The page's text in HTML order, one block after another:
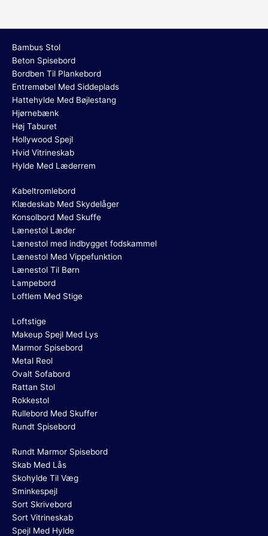
Bambus Stol
Beton Spisebord
Bordben Til Plankebord
Entremøbel Med Siddeplads
Hattehylde Med Bøjlestang
Hjørnebænk
Høj Taburet
Hollywood Spejl
Hvid Vitrineskab
Hylde Med Læderrem
Kabeltromlebord
Klædeskab Med Skydelåger
Konsolbord Med Skuffe
Lænestol Læder
Lænestol med indbygget fodskammel
Lænestol Med Vippefunktion
Lænestol Til Børn
Lampebord
Loftlem Med Stige
Loftstige
Makeup Spejl Med Lys
Marmor Spisebord
Metal Reol
Ovalt Sofabord
Rattan Stol
Rokkestol
Rullebord Med Skuffer
Rundt Spisebord
Rundt Marmor Spisebord
Skab Med Lås
Skohylde Til Væg
Sminkespejl
Sort Skrivebord
Sort Vitrineskab
Spejl Med Hylde